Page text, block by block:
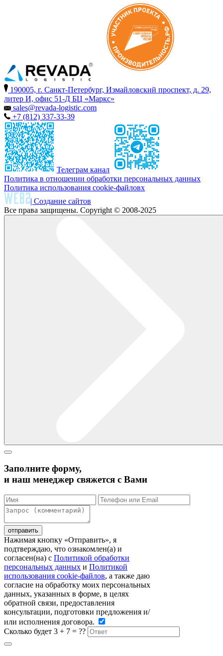
190005, г. Санкт-Петербург, Измайловский проспект, д. 29,
литер И, офис 51-Д БЦ «Маркс»
sales@revada-logistic.com
+7 (812) 337-33-39
Телеграм канал
Политика в отношении обработки персональных данных
Политика использования cookie-файловх
| Создание сайтов
Все права защищены. Copyright © 2008-2025
Заполните форму,
и наш менеджер свяжется с Вами
Нажимая кнопку «Отправить», я
подтверждаю, что ознакомлен(а) и
согласен(на) c Политикой обработки
персональных данных и Политикой
использования cookie-файлов, а также даю
согласие на обработку моих персональных
данных, указанных в форме, в целях
обратной связи, предоставления
консультации, подготовки предложения и/
или исполнения договора.
Сколько будет 3 + 7 = ??